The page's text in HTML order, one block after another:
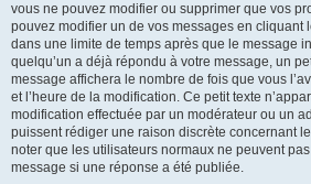
vous ne pouvez modifier ou supprimer que vos
pouvez modifier un de vos messages en cliquant
dans une limite de temps après que le message
quelqu’un a déjà répondu à votre message, un
message affichera le nombre de fois que vous
et l’heure de la modification. Ce petit texte
modification effectuée par un modérateur ou un
puissent rédiger une raison discrète concernant
noter que les utilisateurs normaux ne peuvent
message si une réponse a été publiée.